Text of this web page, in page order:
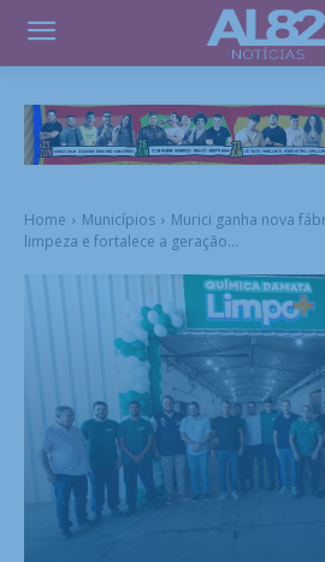
Home Municípios
Murici ganha nova
limpeza e fortalece a geração...